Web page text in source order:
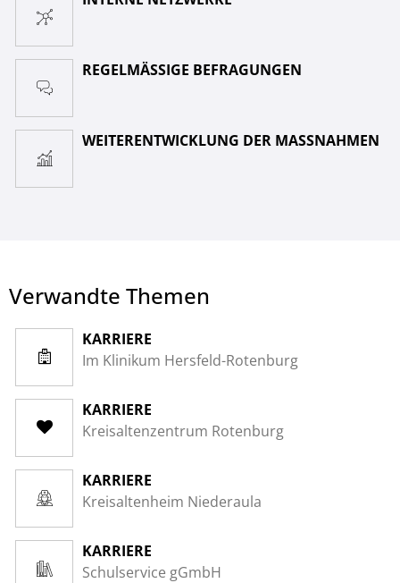
REGELMÄSSIGE BEFRAGUNGEN
WEITERENTWICKLUNG DER MASSNAHMEN
Verwandte Themen
KARRIERE
Im Klinikum Hersfeld-Rotenburg
KARRIERE
Kreisaltenzentrum Rotenburg
KARRIERE
Kreisaltenheim Niederaula
KARRIERE
Schulservice gGmbH